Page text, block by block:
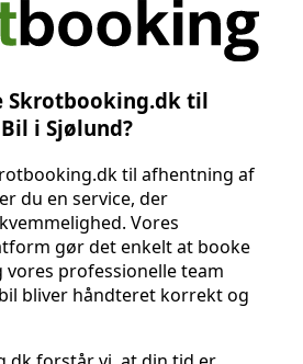
Skrotbooking.dk til
i Sjølund?
til afhentning af
du en service, der
Vores
gør det enkelt at booke
professionelle team
bliver håndteret korrekt og